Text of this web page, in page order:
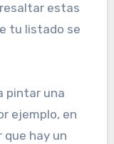
estas
tu listado se
pintar una
ejemplo, en
que hay un